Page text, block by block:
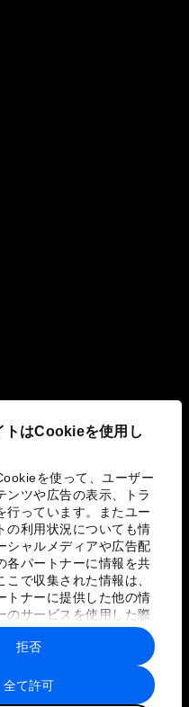
トはCookieを使用し
を使って、ユーザー
ンツや広告の表示、トラ
行っています。またユー
の利用状況についても情
シャルメディアや広告配
各パートナーに情報を共
で収集された情報は、
トナーに提供した他の情
のサービスを使用した際
と組み合わされ、各パー
されることがありま
全て許可
拒否
ーと利用規約
ップ